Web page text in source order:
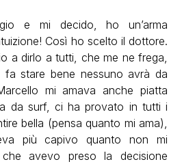
e mi decido, ho un’arma
Così ho scelto il dottore.
a dirlo a tutti, che me ne frega,
stare bene nessuno avrà da
mi amava anche piatta
da surf, ci ha provato in tutti i
bella (pensa quanto mi ama),
più capivo quanto non mi
avevo preso la decisione